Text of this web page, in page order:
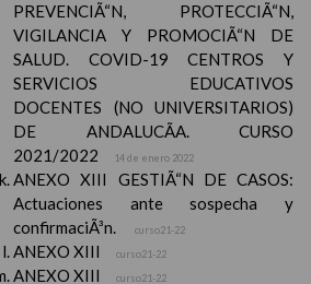
PREVENCIÃ“N, PROTECCIÃ“N,
VIGILANCIA Y PROMOCIÃ“N DE
SALUD. COVID-19 CENTROS Y
SERVICIOS EDUCATIVOS
DOCENTES (NO UNIVERSITARIOS)
DE ANDALUCÃA. CURSO
2021/2022
14 de enero 2022
ANEXO XIII GESTIÃ“N DE CASOS:
Actuaciones ante sospecha y
confirmaciÃ³n.
curso21-22
ANEXO XIII curso21-22
ANEXO XIII curso21-22